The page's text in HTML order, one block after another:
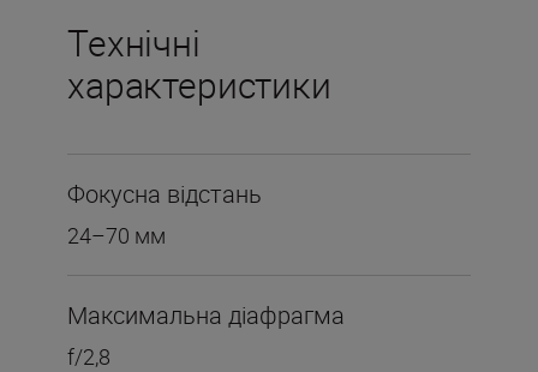
Технічні
характеристики
Фокусна відстань
24–70 мм
Максимальна діафрагма
f/2,8